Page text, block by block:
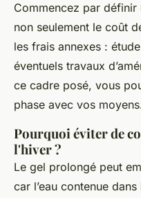
Commencez par
non seulement le coût
les frais annexes :
éventuels travaux
ce cadre posé, vous
phase avec vos
Pourquoi éviter de
l'hiver ?
Le gel prolongé peut
car l’eau contenue